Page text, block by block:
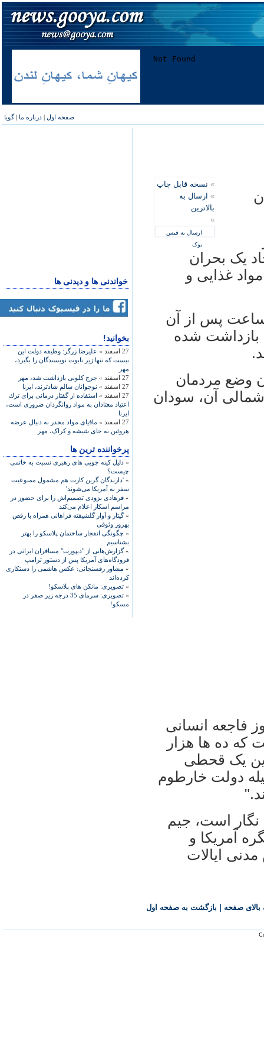
صفحه اول | درباره ما |گویا
خواندنی ها و دیدنی ها
بخوانید!
27 اسفند »
علیرضا زرگر: وظیفه دولت این
نیست که تنها زیر تابوت نویسندگان را بگیرد،
مهر
27 اسفند »
جرج کلونی بازداشت شد، مهر
27 اسفند »
نوجوانان سالم شادترند، ایرنا
27 اسفند »
استفاده از گفتار درمانی برای ترك
اعتیاد معتادان به مواد روانگردان ضروری است،
ایرنا
27 اسفند »
مافیای مواد مخدر به دنبال عرضه
هروئین به جای شیشه و کراک، مهر
پرخواننده ترین ها
» دلیل کینه جویی های رهبری نسبت به خاتمی
چیست؟
» 'دارندگان گرین کارت هم مشمول ممنوعیت
سفر به آمریکا می‌شوند'
» فرهادی بزودی تصمیم‌اش را برای حضور در
مراسم اسکار اعلام می‌کند
»گیتار و آواز گلشیفته فراهانی همراه با رقص
بهروز وثوقی
» چگونگی انفجار ساختمان پلاسکو را بهتر
بشناسیم
»گزارش‌هایی از "دیپورت" مسافران ایرانی در
فرودگاه‌های آمریکا پس از دستور ترامپ
» مشاور رفسنجانی: عکس هاشمی را دستکاری
کرده‌اند
» تصویری: مانکن های پلاسکو!
»
تصویری: سرمای 35 درجه زیر صفر در
مسکو!
» نسخه قابل چاپ
» ارسال به
بالاترین
»
ارسال به فیس
بوک
یک بحران
غذایی و
ساعت پس از آن
بازداشت شده
وضع مردمان
آن، سودان
فاجعه انسانی
که ده ها هزار
یک قحطی
دولت خارطوم
نگار است، جیم
آمریکا و
ایالات
صفحه بازگشت به صفحه اول